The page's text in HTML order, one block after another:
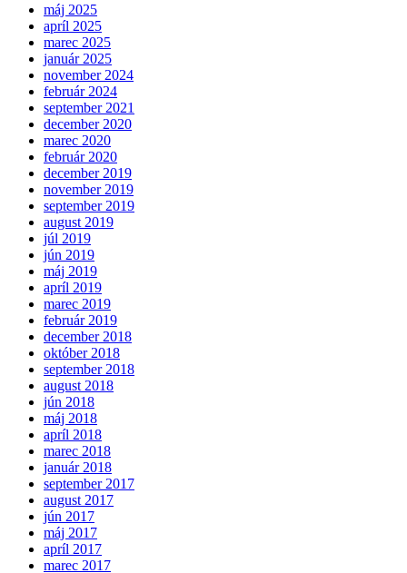
máj 2025
apríl 2025
marec 2025
január 2025
november 2024
február 2024
september 2021
december 2020
marec 2020
február 2020
december 2019
november 2019
september 2019
august 2019
júl 2019
jún 2019
máj 2019
apríl 2019
marec 2019
február 2019
december 2018
október 2018
september 2018
august 2018
jún 2018
máj 2018
apríl 2018
marec 2018
január 2018
september 2017
august 2017
jún 2017
máj 2017
apríl 2017
marec 2017